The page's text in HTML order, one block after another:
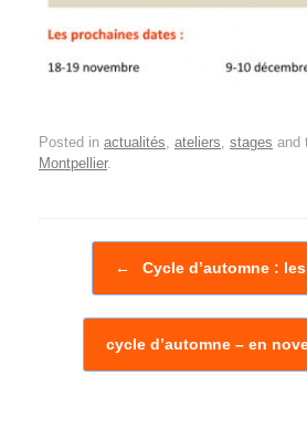
Posted in actualités, ateliers, stages and
Montpellier.
← Cycle d’automne :
cycle d’automne – en